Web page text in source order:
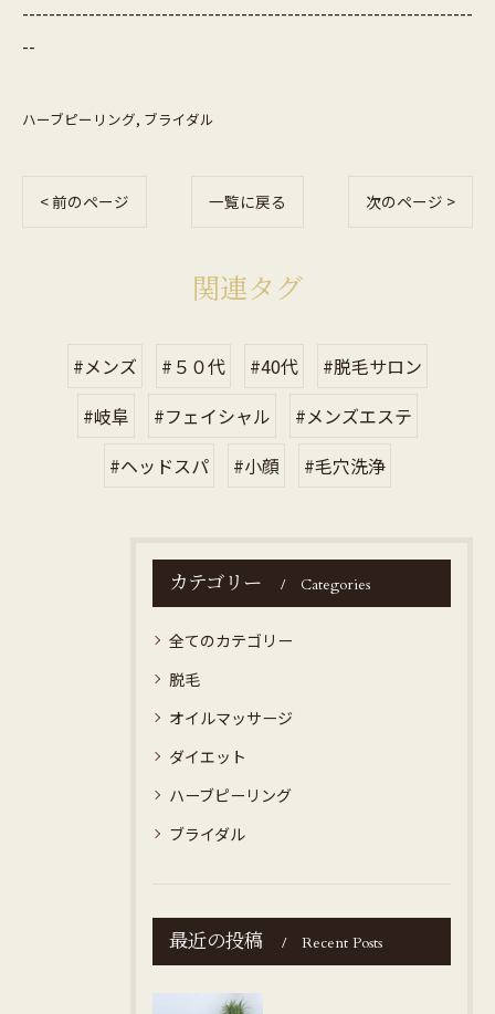
--------------------------------------------------------------------
--
ハーブピーリング ブライダル
< 前のページ 一覧に戻る 次のページ >
関連タグ
#メンズ #５０代 #40代
#脱毛サロン
#岐阜
#フェイシャル
#メンズエステ
#ヘッドスパ
#小顔 #毛穴洗浄
カテゴリー Categories
全てのカテゴリー
脱毛
オイルマッサージ
ダイエット
ハーブピーリング
ブライダル
最近の投稿 Recent Posts